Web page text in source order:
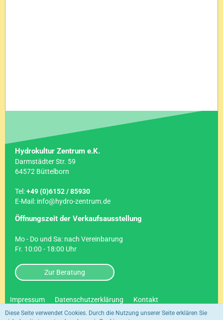
Hydrokultur Zentrum e.K.
Darmstädter Str. 59
64572 Büttelborn
Tel:+49 (0)6152 / 85930
E-Mail: info@hydro-zentrum.de
Öffnungszeit der Verkaufsausstellung
Mo - Do und Sa: nach Vereinbarung
Fr. 10:00 - 18:00 Uhr
Zur Beratung
Impressum Datenschutzerklärung Kontakt
Diese Seite verwendet Cookies. Durch die Nutzung unserer Seite erklären Sie